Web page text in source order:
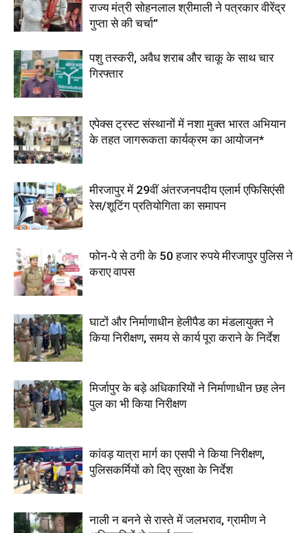
राज्य मंत्री सोहनलाल श्रीमाली ने पत्रकार वीरेंद्र
गुप्ता से की चर्चा”
पशु तस्करी, अवैध शराब और चाकू के साथ चार
गिरफ्तार
एपेक्स ट्रस्ट संस्थानों में नशा मुक्त भारत अभियान
के तहत जागरूकता कार्यक्रम का आयोजन*
मीरजापुर में 29वीं अंतरजनपदीय एलार्म एफिसिएंसी
रेस/शूटिंग प्रतियोगिता का समापन
फोन-पे से ठगी के 50 हजार रुपये मीरजापुर पुलिस ने
कराए वापस
घाटों और निर्माणाधीन हेलीपैड का मंडलायुक्त ने
किया निरीक्षण, समय से कार्य पूरा कराने के निर्देश
मिर्जापुर के बड़े अधिकारियों ने निर्माणाधीन छह लेन
पुल का भी किया निरीक्षण
कांवड़ यात्रा मार्ग का एसपी ने किया निरीक्षण,
पुलिसकर्मियों को दिए सुरक्षा के निर्देश
नाली न बनने से रास्ते में जलभराव, ग्रामीण ने